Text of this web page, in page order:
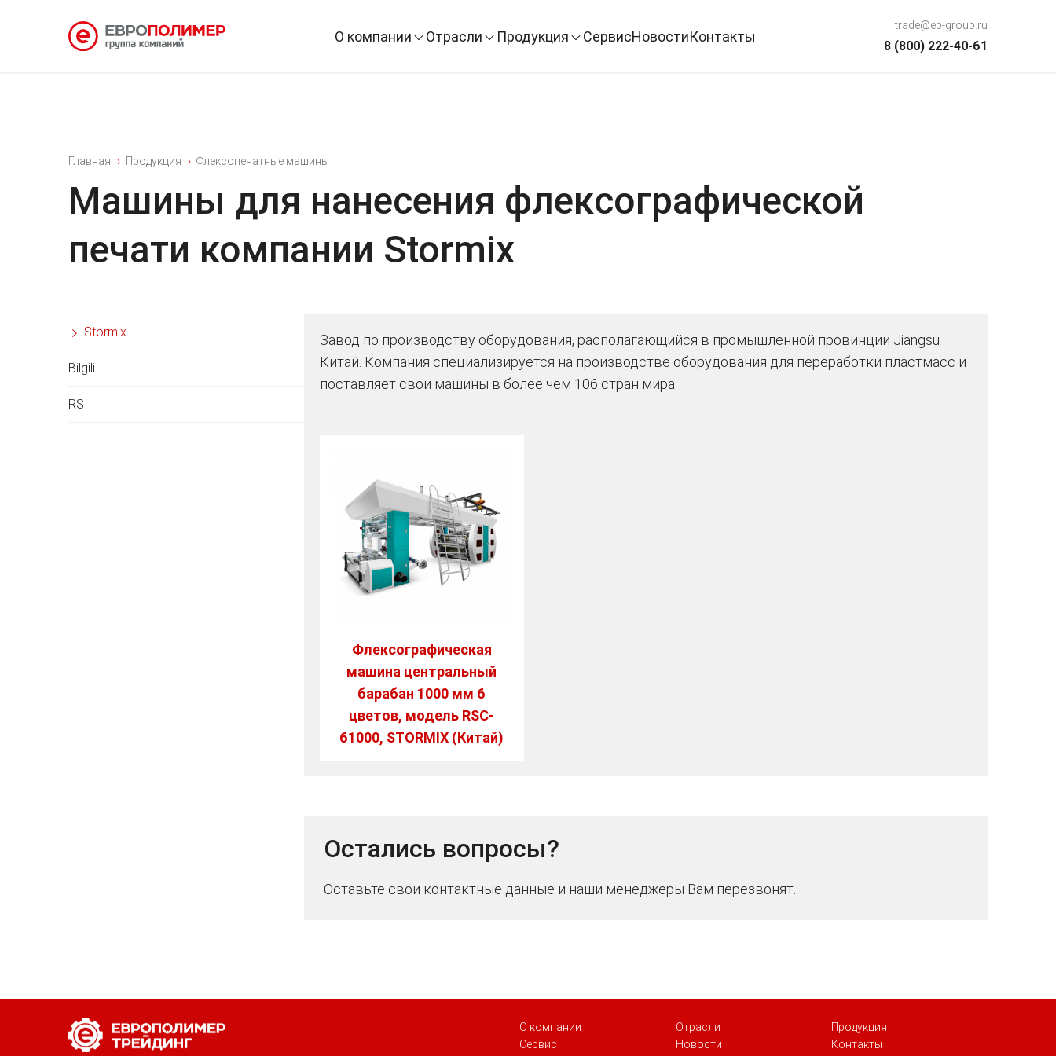
О компании Отрасли Продукция СервисНовостиКонтакты
trade@ep-group.ru
8 (800) 222-40-61
Главная Продукция Флексопечатные машины
Машины для нанесения флексографической
печати компании Stormix
Stormix
Bilgili
RS
Завод по производству оборудования, располагающийся в промышленной провинции Jiangsu
Китай. Компания специализируется на производстве оборудования для переработки пластмасс и
поставляет свои машины в более чем 106 стран мира.
Флексографическая
машина центральный
барабан 1000 мм 6
цветов, модель RSC-
61000, STORMIX (Китай)
Остались вопросы?
Оставьте свои контактные данные и наши менеджеры Вам перезвонят.
О компании Отрасли
Продукция
Сервис
Новости
Контакты